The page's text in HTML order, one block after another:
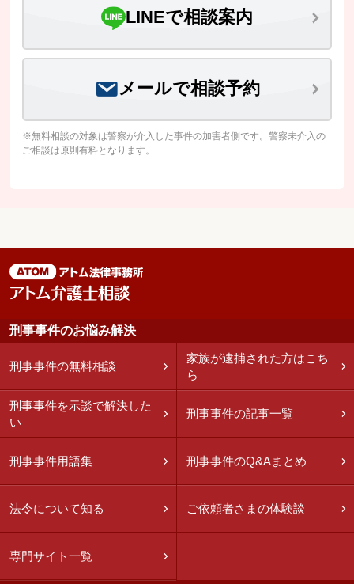
LINEで相談案内
メールで相談予約
※無料相談の対象は警察が介入した事件の加害者側です。警察未介入の
ご相談は原則有料となります。
刑事事件のお悩み解決
刑事事件の無料相談
家族が逮捕された方はこち
ら
刑事事件を示談で解決した
い
刑事事件の記事一覧
刑事事件用語集 刑事事件のQ&Aまとめ
法令について知る ご依頼者さまの体験談
専門サイト一覧